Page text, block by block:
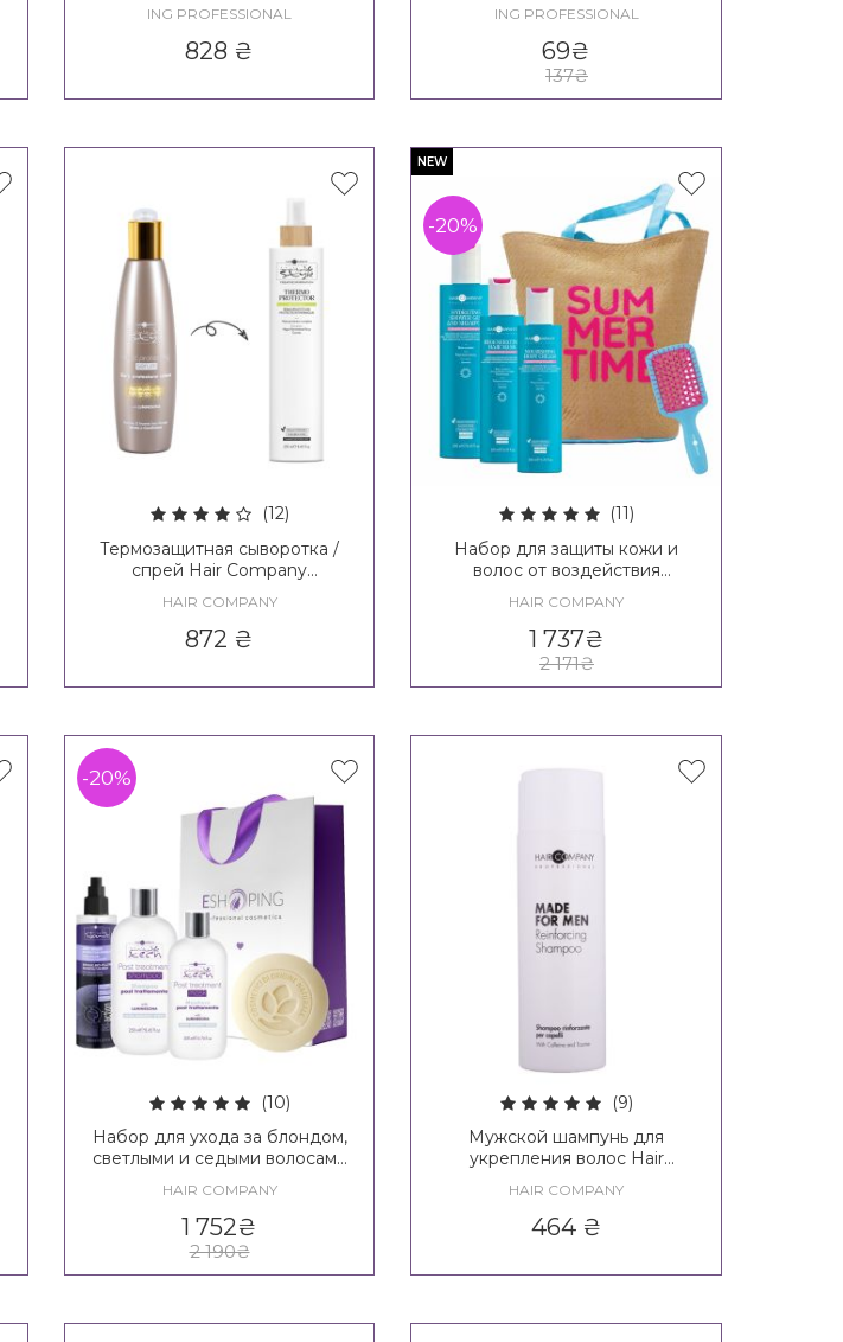
10 in 1
ING PROFESSIONAL
828 ₴
Macadamia Oil
ING PROFESSIONAL
69₴
137₴
(12)
Термозащитная сыворотка /
спрей Hair Company
Protecting Serum / Creative
Inspiration Must Have Thermo
Protector Spray
HAIR COMPANY
872 ₴
NEW
-20%
(11)
Набор для защиты кожи и
волос от воздействия
Company Enjoy Your Summer
Beauty Box
HAIR COMPANY
1 737₴
2 171₴
-20%
(10)
Набор для ухода за блондом,
светлыми и седыми волосами
Blonde Post Treatment Kit
HAIR COMPANY
1 752₴
2 190₴
(9)
Мужской шампунь для
укрепления волос Hair
Reinforcing Shampoo
HAIR COMPANY
464₴